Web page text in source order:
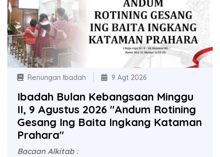
Renungan Ibadah 9 Agt 2026
Ibadah Bulan Kebangsaan Minggu
II, 9 Agustus 2026 "Andum Rotining
Gesang Ing Baita Ingkang Kataman
Prahara"
Bacaan Alkitab :